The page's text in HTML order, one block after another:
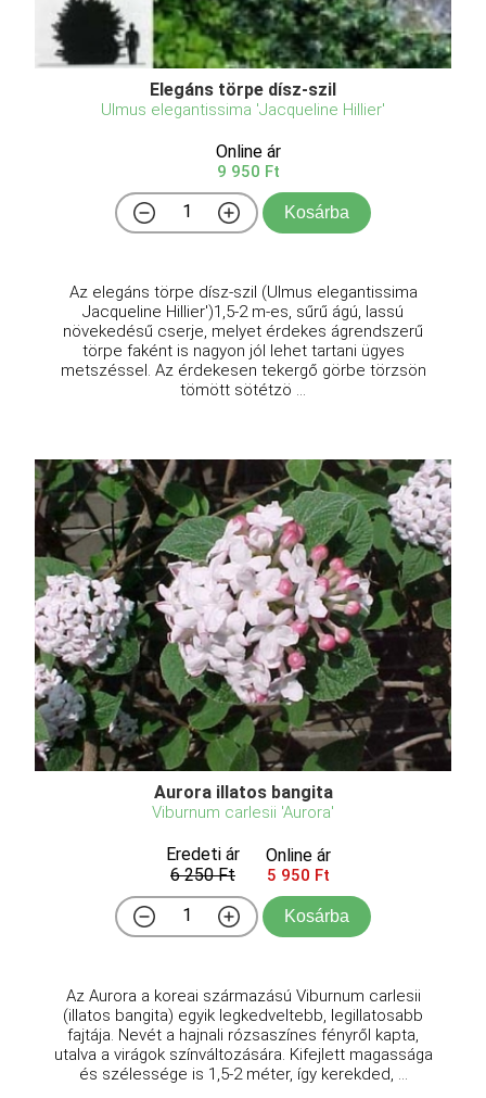
Elegáns törpe dísz-szil
Ulmus elegantissima 'Jacqueline Hillier'
Online ár
9 950 Ft
Kosárba
Az elegáns törpe dísz-szil (Ulmus elegantissima
Jacqueline Hillier')1,5-2 m-es, sűrű ágú, lassú
növekedésű cserje, melyet érdekes ágrendszerű
törpe faként is nagyon jól lehet tartani ügyes
metszéssel. Az érdekesen tekergő görbe törzsön
tömött sötétzö ...
Aurora illatos bangita
Viburnum carlesii 'Aurora'
Eredeti ár
6 250 Ft
Online ár
5 950 Ft
Kosárba
Az Aurora a koreai származású Viburnum carlesii
(illatos bangita) egyik legkedveltebb, legillatosabb
fajtája. Nevét a hajnali rózsaszínes fényről kapta,
utalva a virágok színváltozására. Kifejlett magassága
és szélessége is 1,5-2 méter, így kerekded, ...